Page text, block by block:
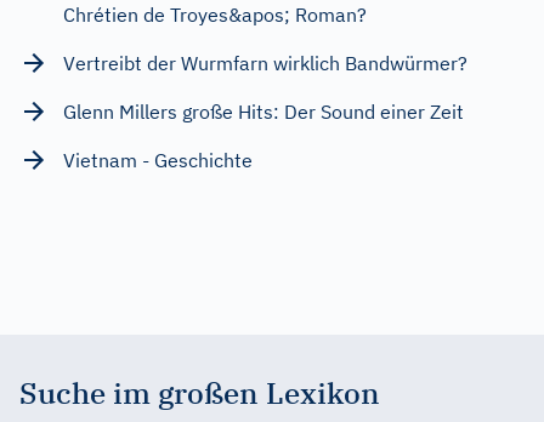
Chrétien de Troyes&apos; Roman?
Vertreibt der Wurmfarn wirklich Bandwürmer?
Glenn Millers große Hits: Der Sound einer Zeit
Vietnam - Geschichte
Suche im großen Lexikon